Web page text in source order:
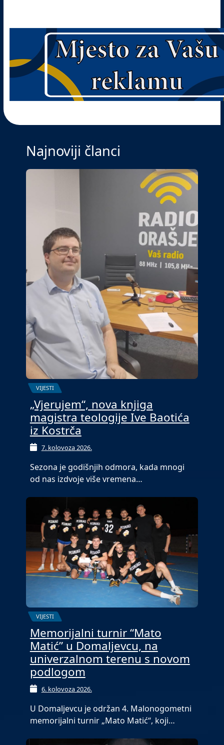
Najnoviji članci
VIJESTI
„Vjerujem“, nova knjiga
magistra teologije Ive Baotića
iz Kostrča
7. kolovoza 2026.
Sezona je godišnjih odmora, kada mnogi
od nas izdvoje više vremena…
VIJESTI
Memorijalni turnir “Mato
Matić” u Domaljevcu, na
univerzalnom terenu s novom
podlogom
6. kolovoza 2026.
U Domaljevcu je održan 4. Malonogometni
memorijalni turnir „Mato Matić“, koji…